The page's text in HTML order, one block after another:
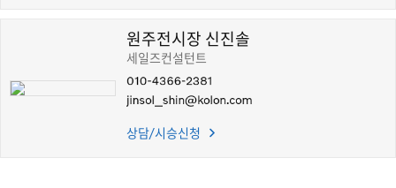
원주전시장 신진솔
세일즈컨설턴트
상담/시승신청